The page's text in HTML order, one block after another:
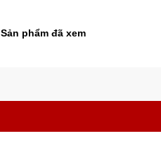
Sản phẩm đã xem